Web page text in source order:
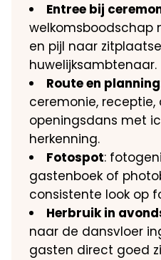
Entree bij
welkomsboodschap
en pijl naar
huwelijksambtenaar.
Route en planning
ceremonie, receptie,
openingsdans met
herkenning.
Fotospot:
gastenboek of
consistente look op
Herbruik in
naar de dansvloer
gasten direct goed